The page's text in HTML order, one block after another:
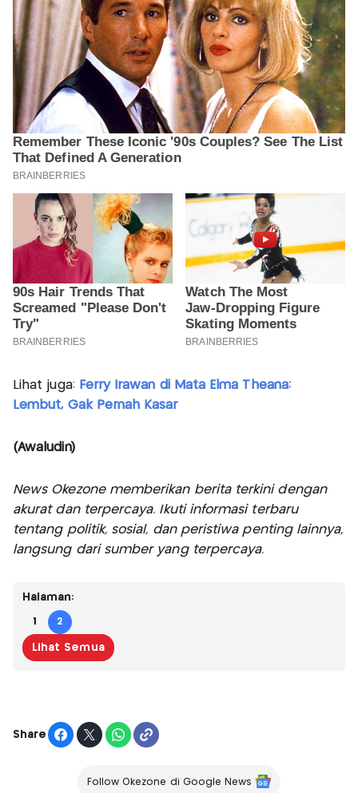
Lihat juga: Ferry Irawan di Mata Elma Theana:
Lembut, Gak Pernah Kasar
(Awaludin)
News Okezone memberikan berita terkini dengan
akurat dan terpercaya. Ikuti informasi terbaru
tentang politik, sosial, dan peristiwa penting lainnya,
langsung dari sumber yang terpercaya.
Halaman:
1 2
Lihat Semua
Share
Follow Okezone di Google News